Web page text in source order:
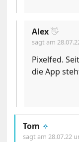
Alex👋
sagt am
Pixelfed.
die App
Tom 🔅
sagt am28.07.22